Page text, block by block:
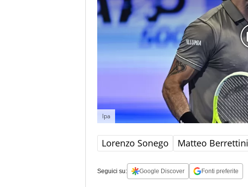
Ipa
Lorenzo Sonego Matteo Berrettini
Seguici su: Google Discover Fonti preferite